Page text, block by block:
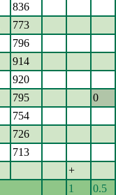
836
773
796
914
920
795
0
754
726
713
+
1 0.5